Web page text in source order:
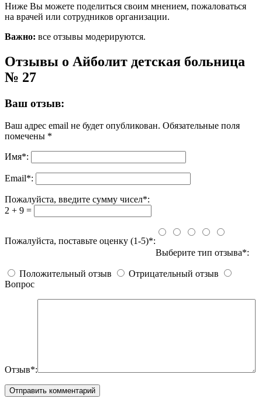
Ниже Вы можете поделиться своим мнением, пожаловаться
на врачей или сотрудников организации.
Важно: все отзывы модерируются.
Отзывы о Айболит детская больница
№ 27
Ваш отзыв:
Ваш адрес email не будет опубликован. Обязательные поля
помечены *
Имя*:
Email*:
Пожалуйста, введите сумму чисел*:
2 + 9 =
Пожалуйста, поставьте оценку (1-5)*:
Выберите тип отзыва*:
Положительный отзыв
Отрицательный отзыв
Вопрос
Отзыв*: